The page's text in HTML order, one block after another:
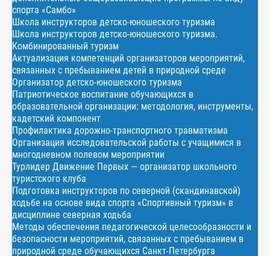
спорта «Самбо»
Школа инструкторов детско-юношеского туризма
Школа инструкторов детско-юношеского туризма.
Комбинированный туризм
Актуализация компетенций организаторов мероприятий,
связанных с пребыванием детей в природной среде
Организатор детско-юношеского туризма
Патриотическое воспитание обучающихся в
образовательной организации: методология, инструменты,
кадетский компонент
Профилактика дорожно-транспортного травматизма
Организация исследовательской работы с учащимися в
многодневном полевом мероприятии
Турлидер Движение Первых — организатор школьного
туристского клуба
Подготовка инструкторов по северной (скандинавской)
ходьбе на основе вида спорта «Спортивный туризм» в
дисциплине северная ходьба
Методы обеспечения педагогической целесообразности и
безопасности мероприятий, связанных с пребыванием в
природной среде обучающихся Санкт-Петербурга